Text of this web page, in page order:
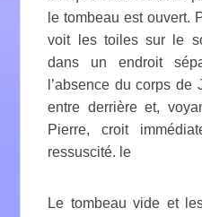
le tombeau est ouvert.
voit les toiles sur le
dans un endroit
l’absence du corps de
entre derrière et,
Pierre, croit
ressuscité. le
Le tombeau vide et